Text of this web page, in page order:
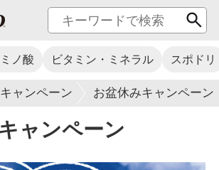
ノ酸 ビタミン・ミネラル スポドリ
キャンペーン お盆休みキャンペーン
ャンペーン